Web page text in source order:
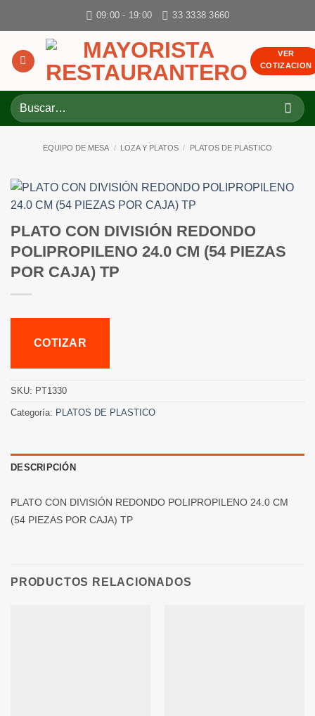
09:00 - 19:00 33 3338 3660
VER
COTIZACION
Buscar
por:
EQUIPO DE MESA / LOZA Y PLATOS / PLATOS DE PLASTICO
PLATO CON DIVISIÓN REDONDO
POLIPROPILENO 24.0 CM (54 PIEZAS
POR CAJA) TP
COTIZAR
SKU: PT1330
Categoría: PLATOS DE PLASTICO
DESCRIPCIÓN
PLATO CON DIVISIÓN REDONDO POLIPROPILENO 24.0 CM
(54 PIEZAS POR CAJA) TP
PRODUCTOS RELACIONADOS